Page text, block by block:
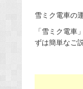
雪ミク電車の
「雪ミク電車
ずは簡単なご